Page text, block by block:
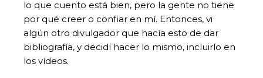
lo que cuento está bien, pero la gente no tiene
por qué creer o confiar en mí. Entonces, vi
algún otro divulgador que hacía esto de dar
bibliografía, y decidí hacer lo mismo, incluirlo en
los vídeos.